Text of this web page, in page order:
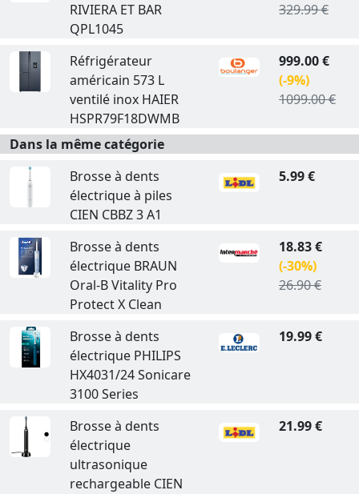
RIVIERA ET BAR
QPL1045
329.99 €
Réfrigérateur
américain 573 L
ventilé inox HAIER
HSPR79F18DWMB
999.00 €
(-9%)
1099.00 €
Dans la même catégorie
Brosse à dents
électrique à piles
CIEN CBBZ 3 A1
5.99 €
Brosse à dents
électrique BRAUN
Oral-B Vitality Pro
Protect X Clean
18.83 €
(-30%)
26.90 €
Brosse à dents
électrique PHILIPS
HX4031/24 Sonicare
3100 Series
19.99 €
Brosse à dents
électrique
ultrasonique
rechargeable CIEN
21.99 €